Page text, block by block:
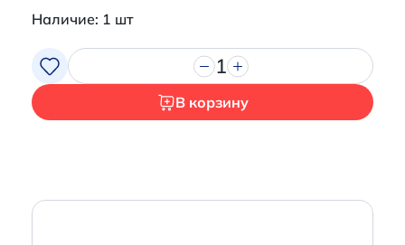
Наличие: 1 шт
1
В корзину